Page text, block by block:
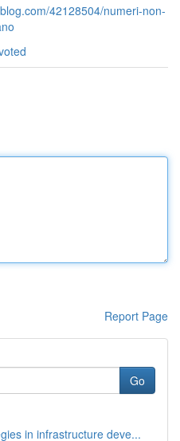
42128504/numeri-non-
Report Page
Go
in infrastructure deve...